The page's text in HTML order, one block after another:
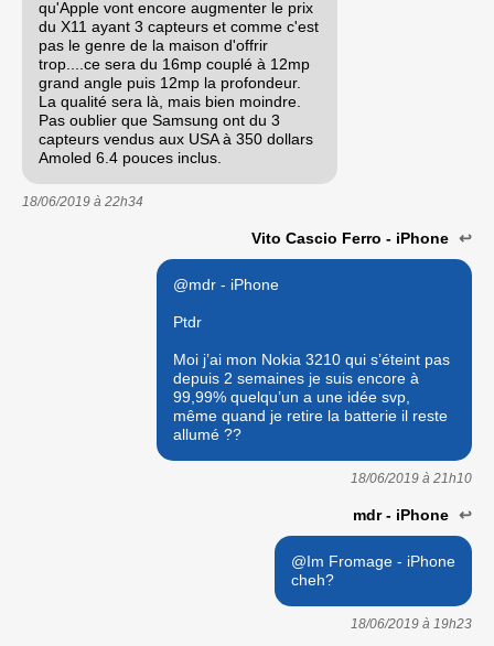
qu'Apple vont encore augmenter le prix
du X11 ayant 3 capteurs et comme c'est
pas le genre de la maison d'offrir
trop....ce sera du 16mp couplé à 12mp
grand angle puis 12mp la profondeur.
La qualité sera là, mais bien moindre.
Pas oublier que Samsung ont du 3
capteurs vendus aux USA à 350 dollars
Amoled 6.4 pouces inclus.
18/06/2019 à 22h34
Vito Cascio Ferro - iPhone ↩
@mdr - iPhone
Ptdr
Moi j’ai mon Nokia 3210 qui s’éteint pas
depuis 2 semaines je suis encore à
99,99% quelqu’un a une idée svp,
même quand je retire la batterie il reste
allumé ??
18/06/2019 à 21h10
mdr - iPhone ↩
@Im Fromage - iPhone
cheh?
18/06/2019 à 19h23